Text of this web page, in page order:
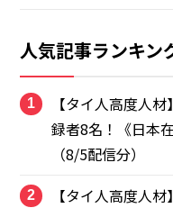
人気記事ランキン
1
【タイ人高度人
録者8名！《日本
（8/5配信分）
2
【タイ人高度人